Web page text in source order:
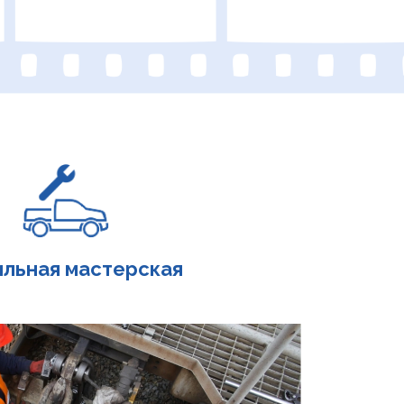
мастерская